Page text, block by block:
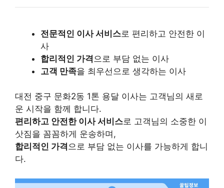
전문적인 이사 서비스로 편리하고 안전한 이
사
합리적인 가격 으로 부담 없는 이사
고객 만족을 최우선으로 생각하는 이사
대전 중구 문화2동 1톤 용달 이사는 고객님의 새로
운 시작을 함께 합니다.
편리하고 안전한 이사 서비스로 고객님의 소중한 이
삿짐을 꼼꼼하게 운송하며,
합리적인 가격으로 부담 없는 이사를 가능하게 합니
다.